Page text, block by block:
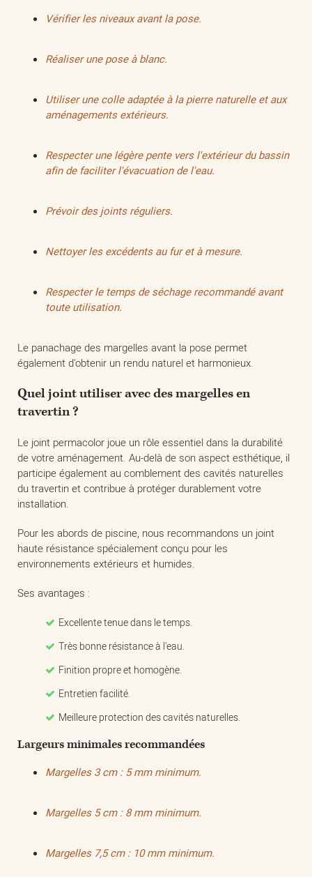
Vérifier les niveaux avant la pose.
Réaliser une pose à blanc.
Utiliser une colle adaptée à la pierre naturelle et aux
aménagements extérieurs.
Respecter une légère pente vers l'extérieur du bassin
afin de faciliter l'évacuation de l'eau.
Prévoir des joints réguliers.
Nettoyer les excédents au fur et à mesure.
Respecter le temps de séchage recommandé avant
toute utilisation.
Le panachage des margelles avant la pose permet
également d'obtenir un rendu naturel et harmonieux.
Quel joint utiliser avec des margelles en
travertin ?
Le joint permacolor joue un rôle essentiel dans la durabilité
de votre aménagement. Au-delà de son aspect esthétique, il
participe également au comblement des cavités naturelles
du travertin et contribue à protéger durablement votre
installation.
Pour les abords de piscine, nous recommandons un joint
haute résistance spécialement conçu pour les
environnements extérieurs et humides.
Ses avantages :
Excellente tenue dans le temps.
Très bonne résistance à l'eau.
Finition propre et homogène.
Entretien facilité.
Meilleure protection des cavités naturelles.
Largeurs minimales recommandées
Margelles 3 cm : 5 mm minimum.
Margelles 5 cm : 8 mm minimum.
Margelles 7,5 cm : 10 mm minimum.